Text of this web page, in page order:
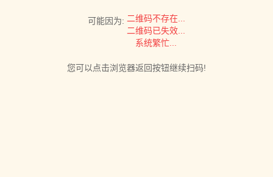
可能因为: 二维码不存在...
二维码已失效...
系统繁忙...
您可以点击浏览器返回按钮继续扫码!